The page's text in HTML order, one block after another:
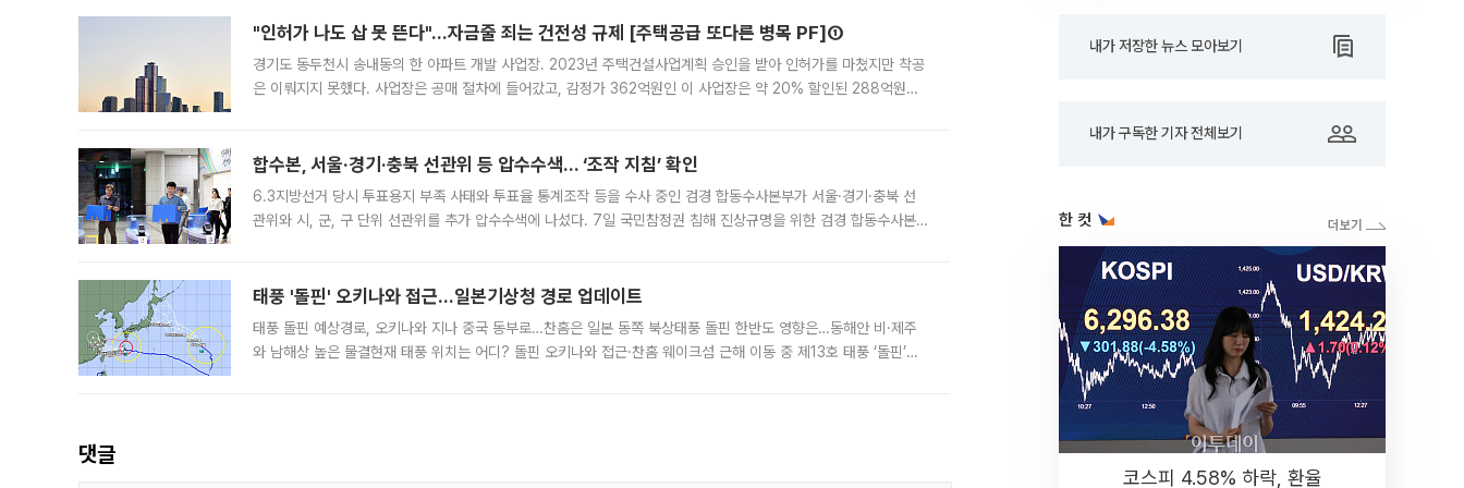
"인허가 나도 삽 못 뜬다"…자금줄 죄는 건전성 규제 [주택공급 또다른 병목 PF]①
경기도 동두천시 송내동의 한 아파트 개발 사업장. 2023년 주택건설사업계획 승인을 받아 인허가를 마쳤지만 착공
은 이뤄지지 못했다. 사업장은 공매 절차에 들어갔고, 감정가 362억원인 이 사업장은 약 20% 할인된 288억원에
합수본, 서울·경기·충북 선관위 등 압수수색… ‘조작 지침’ 확인
6.3지방선거 당시 투표용지 부족 사태와 투표율 통계조작 등을 수사 중인 검경 합동수사본부가 서울·경기·충북 선
관위와 시, 군, 구 단위 선관위를 추가 압수수색에 나섰다. 7일 국민참정권 침해 진상규명을 위한 검경 합동수사본
태풍 '돌핀' 오키나와 접근…일본기상청 경로 업데이트
태풍 돌핀 예상경로, 오키나와 지나 중국 동부로…찬홈은 일본 동쪽 북상태풍 돌핀 한반도 영향은…동해안 비·제주
와 남해상 높은 물결현재 태풍 위치는 어디? 돌핀 오키나와 접근·찬홈 웨이크섬 근해 이동 중 제13호 태풍 ‘돌핀’이
댓글
내가 저장한 뉴스 모아보기
내가 구독한 기자 전체보기
한 컷
코스피 4.58% 하락, 환율